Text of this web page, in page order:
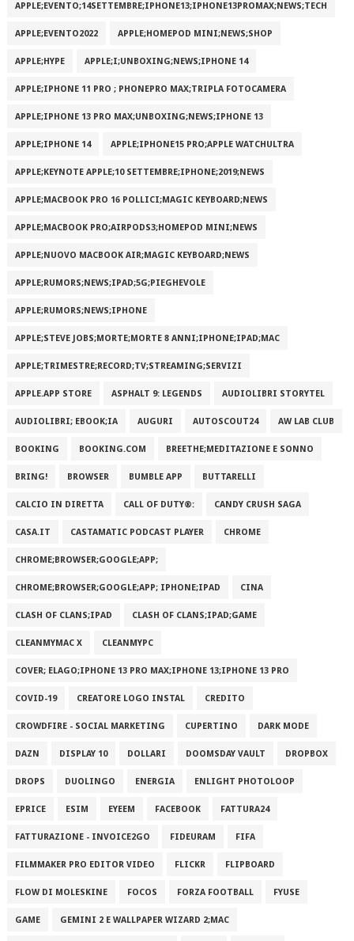
APPLE;EVENTO;14SETTEMBRE;IPHONE13;IPHONE13PROMAX;NEWS;TECH
APPLE;EVENTO2022 APPLE;HOMEPOD MINI;NEWS;SHOP
APPLE;HYPE APPLE;I;UNBOXING;NEWS;IPHONE 14
APPLE;IPHONE 11 PRO ; PHONEPRO MAX;TRIPLA FOTOCAMERA
APPLE;IPHONE 13 PRO MAX;UNBOXING;NEWS;IPHONE 13
APPLE;IPHONE 14 APPLE;IPHONE15 PRO;APPLE WATCHULTRA
APPLE;KEYNOTE APPLE;10 SETTEMBRE;IPHONE;2019;NEWS
APPLE;MACBOOK PRO 16 POLLICI;MAGIC KEYBOARD;NEWS
APPLE;MACBOOK PRO;AIRPODS3;HOMEPOD MINI;NEWS
APPLE;NUOVO MACBOOK AIR;MAGIC KEYBOARD;NEWS
APPLE;RUMORS;NEWS;IPAD;5G;PIEGHEVOLE
APPLE;RUMORS;NEWS;IPHONE
APPLE;STEVE JOBS;MORTE;MORTE 8 ANNI;IPHONE;IPAD;MAC
APPLE;TRIMESTRE;RECORD;TV;STREAMING;SERVIZI
APPLE.APP STORE ASPHALT 9: LEGENDS AUDIOLIBRI STORYTEL
AUDIOLIBRI; EBOOK;IA AUGURI AUTOSCOUT24 AW LAB CLUB
BOOKING BOOKING.COM BREETHE;MEDITAZIONE E SONNO
BRING! BROWSER BUMBLE APP BUTTARELLI
CALCIO IN DIRETTA CALL OF DUTY®: CANDY CRUSH SAGA
CASA.IT CASTAMATIC PODCAST PLAYER CHROME
CHROME;BROWSER;GOOGLE;APP;
CHROME;BROWSER;GOOGLE;APP; IPHONE;IPAD CINA
CLASH OF CLANS;IPAD CLASH OF CLANS;IPAD;GAME
CLEANMYMAC X CLEANMYPC
COVER; ELAGO;IPHONE 13 PRO MAX;IPHONE 13;IPHONE 13 PRO
COVID-19 CREATORE LOGO INSTAL CREDITO
CROWDFIRE - SOCIAL MARKETING CUPERTINO DARK MODE
DAZN DISPLAY 10 DOLLARI DOOMSDAY VAULT DROPBOX
DROPS DUOLINGO ENERGIA ENLIGHT PHOTOLOOP
EPRICE ESIM EYEEM FACEBOOK FATTURA24
FATTURAZIONE - INVOICE2GO FIDEURAM FIFA
FILMMAKER PRO EDITOR VIDEO FLICKR FLIPBOARD
FLOW DI MOLESKINE FOCOS FORZA FOOTBALL FYUSE
GAME GEMINI 2 E WALLPAPER WIZARD 2;MAC